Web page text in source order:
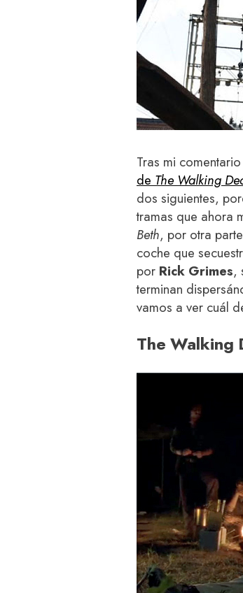
Tras mi
de The Walking
dos siguientes,
tramas que ahora
Beth, por otra
coche que
por Rick Grimes,
terminan
vamos a ver cuál
The Walking